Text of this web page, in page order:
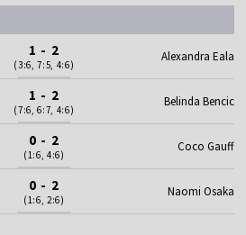
1 - 2
(3:6, 7:5, 4:6)
Alexandra Eala
1 - 2
(7:6, 6:7, 4:6)
Belinda Bencic
0 - 2
(1:6, 4:6)
Coco Gauff
0 - 2
(1:6, 2:6)
Naomi Osaka